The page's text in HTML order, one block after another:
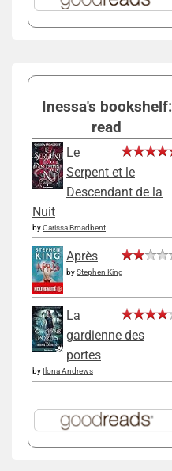
Inessa's bookshelf:
read
Le
Serpent et le
Descendant de la
Nuit
byCarissa Broadbent
Après
byStephen King
La
gardienne des
portes
by Ilona Andrews